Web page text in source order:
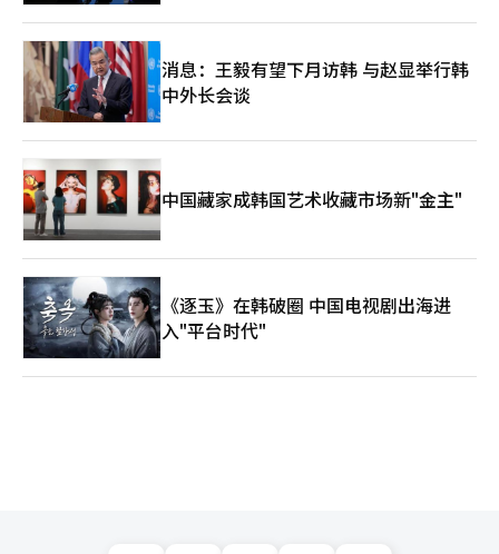
消息：王毅有望下月访韩 与赵显举行韩
中外长会谈
中国藏家成韩国艺术收藏市场新"金主"
《逐玉》在韩破圈 中国电视剧出海进
入"平台时代"